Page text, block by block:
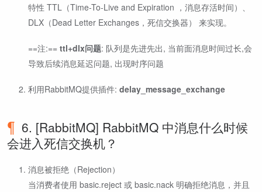
特性 TTL（Time-To-Live and Expiration ，消息存活时间）、
DLX（Dead Letter Exchanges，死信交换器） 来实现。
==注:== ttl+dlx问题: 队列是先进先出, 当前面消息时间过长,会
导致后续消息延迟问题, 出现时序问题
利用RabbitMQ提供插件: delay_message_exchange
6. [RabbitMQ] RabbitMQ 中消息什么时候
会进入死信交换机？
消息被拒绝（Rejection）
当消费者使用 basic.reject 或 basic.nack 明确拒绝消息，并且